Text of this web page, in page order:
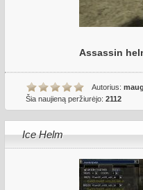
Assassin
Autorius:
Šia naujieną peržiurėjo: 2112
Ice Helm